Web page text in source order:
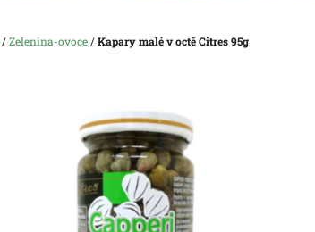
/Zelenina-ovoce/Kapary malé v octě Citres 95g